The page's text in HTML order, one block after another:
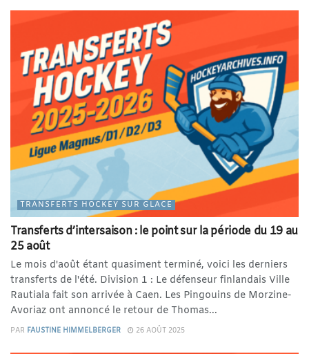
TRANSFERTS HOCKEY SUR GLACE
Transferts d’intersaison : le point sur la période du 19 au
25 août
Le mois d'août étant quasiment terminé, voici les derniers
transferts de l'été. Division 1 : Le défenseur finlandais Ville
Rautiala fait son arrivée à Caen. Les Pingouins de Morzine-
Avoriaz ont annoncé le retour de Thomas...
PAR FAUSTINE HIMMELBERGER 26 AOÛT 2025